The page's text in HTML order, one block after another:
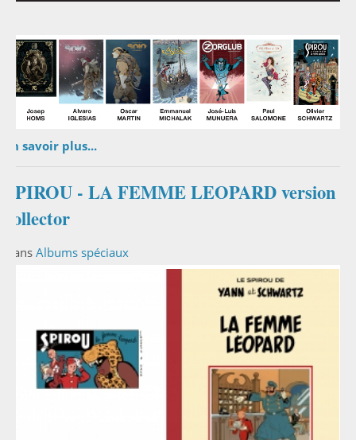
En savoir plus...
SPIROU - LA FEMME LEOPARD version
collector
Dans Albums spéciaux